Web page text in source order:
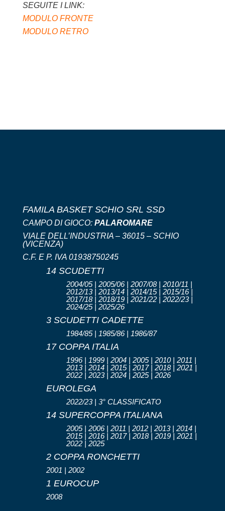
SEGUITE I LINK:
MODULO FRONTE
MODULO RETRO
FAMILA BASKET SCHIO SRL SSD
CAMPO DI GIOCO: PALAROMARE
VIALE DELL’INDUSTRIA – 36015 – SCHIO
(VICENZA)
C.F. E P. IVA 01938750245
14 SCUDETTI
2004/05 | 2005/06 | 2007/08 | 2010/11 |
2012/13 | 2013/14 | 2014/15 | 2015/16 |
2017/18 | 2018/19 | 2021/22 | 2022/23 |
2024/25 | 2025/26
3 SCUDETTI CADETTE
1984/85 | 1985/86 | 1986/87
17 COPPA ITALIA
1996 | 1999 | 2004 | 2005 | 2010 | 2011 |
2013 | 2014 | 2015 | 2017 | 2018 | 2021 |
2022 | 2023 | 2024 | 2025 | 2026
EUROLEGA
2022/23 | 3° CLASSIFICATO
14 SUPERCOPPA ITALIANA
2005 | 2006 | 2011 | 2012 | 2013 | 2014 |
2015 | 2016 | 2017 | 2018 | 2019 | 2021 |
2022 | 2025
2 COPPA RONCHETTI
2001 | 2002
1 EUROCUP
2008